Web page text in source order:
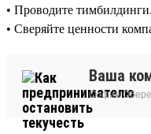
• Проводите тимбилдинги.
• Сверяйте ценности
Ваша
София